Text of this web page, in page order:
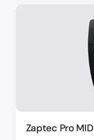
Zaptec Pro MID